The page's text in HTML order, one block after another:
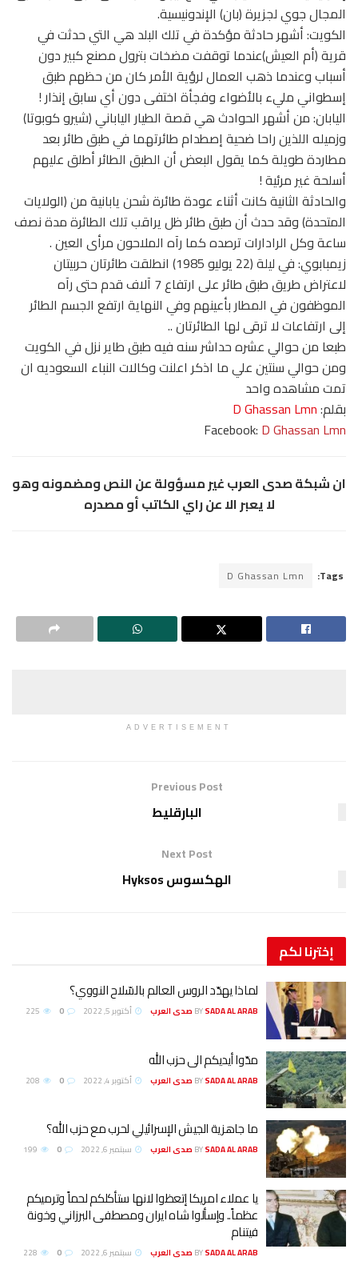
المجال جوي لجزيرة (بان) الإندونيسية.
الكويت: أشهر حادثة مؤكدة في تلك البلد هي التي حدثت في
قرية (أم العيش)عندما توقفت مضخات بترول مصنع كبير دون
أسباب وعندما ذهب العمال لرؤية الأمر كان من حظهم طبق
إسطواني مليء بالأضواء وفجأة اختفى دون أي سابق إنذار !
اليابان: من أشهر الحوادث هي قصة الطيار الياباني (شيرو كوبوتا)
وزميله اللذين راحا ضحية إصطدام طائرتهما في طبق طائر بعد
مطاردة طويلة كما يقول البعض أن الطبق الطائر أطلق عليهم
أسلحة غير مرئية !
والحادثة الثانية كانت أثناء عودة طائرة شحن يابانية من (الولايات
المتحدة) وقد حدث أن طبق طائر ظل يراقب تلك الطائرة مدة نصف
ساعة وكل الرادارات ترصده كما رآه الملاحون مرأى العين .
زيمبابوي: في ليلة (22 يوليو 1985) انطلقت طائرتان حربيتان
لاعتراض طريق طبق طائر على ارتفاع 7 آلاف قدم حتى رآه
الموظفون في المطار بأعينهم وفي النهاية ارتفع الجسم الطائر
إلى ارتفاعات لا ترقى لها الطائرتان ..
طبعا من حوالي عشره حداشر سنه فيه طبق طاير نزل في الكويت
ومن حوالي سنتين علي ما اذكر اعلنت وكالات النباء السعوديه ان
تمت مشاهده واحد
بقلم:D Ghassan Lmn
Facebook: D Ghassan Lmn
ان شبكة صدى العرب غير مسؤولة عن النص ومضمونه وهو
لا يعبر الا عن راي الكاتب أو مصدره
Tags:
D Ghassan Lmn
ADVERTISEMENT
Previous Post
البارقليط
Next Post
الهكسوس Hyksos
إخترنالكم
لماذا يهدّد الروس العالم بالسّلاح النووي؟
BYSADA AL ARAB صدى العرب أكتوبر 5, 2022
مدّوا أيديكم الى حزب الله
BYSADA AL ARAB صدى العرب أكتوبر 4, 2022
ما جاهزية الجيش الإسرائيلي لحرب مع حزب الله؟
BYSADA AL ARAB صدى العرب سبتمبر 6, 2022
يا عملاء امريكا إتعظوا لانها ستأكلكم لحماً وترميكم
عظماً.. وإسألوا شاه ايران ومصطفى البرزاني وخونة
فيتنام
BYSADA AL ARAB صدى العرب سبتمبر 6, 2022